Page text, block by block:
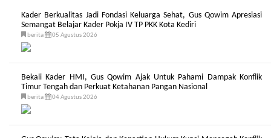
Kader Berkualitas Jadi Fondasi Keluarga Sehat, Gus Qowim Apresiasi
Semangat Belajar Kader Pokja IV TP PKK Kota Kediri
berita 05 Agustus 2026
Bekali Kader HMI, Gus Qowim Ajak Untuk Pahami Dampak Konflik
Timur Tengah dan Perkuat Ketahanan Pangan Nasional
berita 04 Agustus 2026